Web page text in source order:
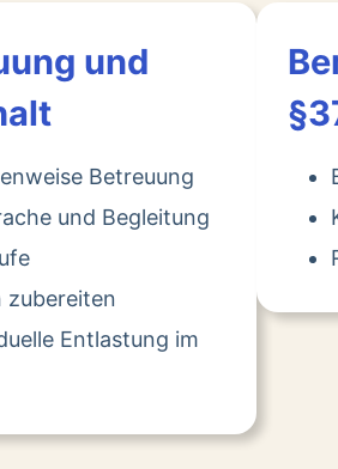
und
Betreuung
und Begleitung
zubereiten
Entlastung im